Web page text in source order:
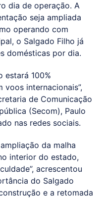
dia de operação. A
seja ampliada
operando com
o Salgado Filho já
domésticas por dia.
estará 100%
internacionais”,
de Comunicação
(Secom), Paulo
nas redes sociais.
da malha
interior do estado,
acrescentou
do Salgado
e a retomada